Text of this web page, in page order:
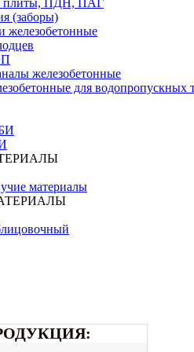
плиты, ПДН, ПАГ
(заборы)
железобетонные
железобетонные
для водопропускных
материалы